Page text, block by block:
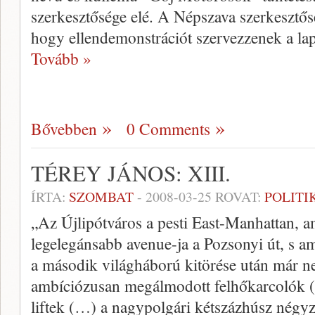
szerkesztősége elé. A Népszava
hogy ellendemonstrációt szervezzenek a
Tovább »
Bővebben 0 Comments
TÉREY JÁNOS: XIII.
ÍRTA: SZOMBAT- 2008-03-25 ROVAT:
„Az Újlipótváros a pesti East-Manhattan,
legelegánsabb avenue-ja a Pozsonyi út, s
a második világháború kitörése után már
ambíciózusan megálmodott
liftek (…) a nagypolgári kétszázhúsz